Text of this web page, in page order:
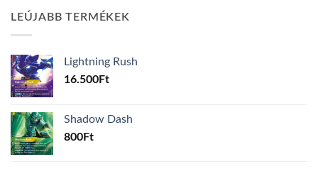
LEÚJABB TERMÉKEK
Lightning Rush
16.500Ft
Shadow Dash
800Ft